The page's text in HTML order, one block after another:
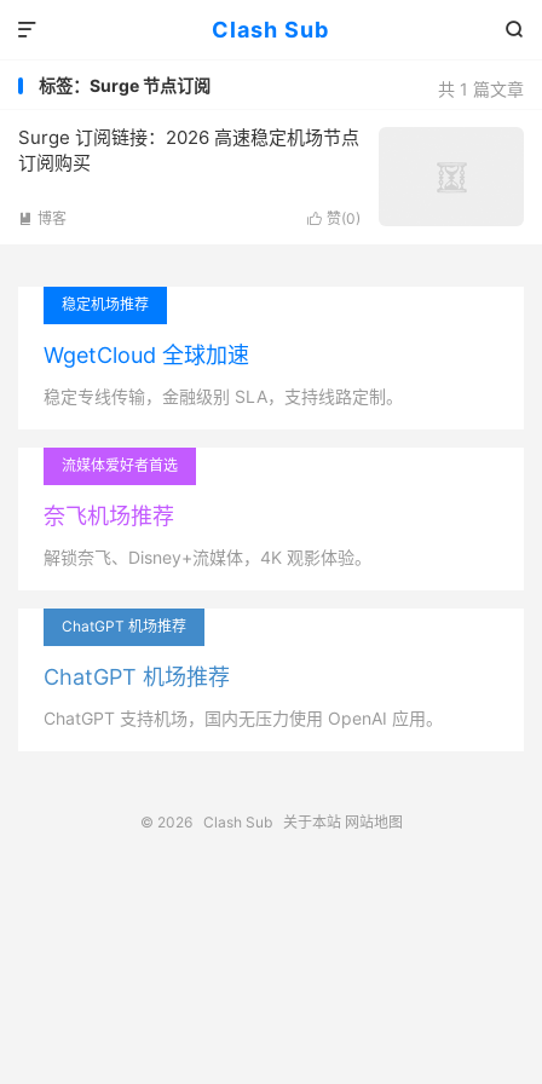
Clash Sub 

共 1 篇文章
标签：Surge 节点订阅
Surge 订阅链接：2026 高速稳定机场节点
订阅购买
 赞(0)
 博客
稳定机场推荐
WgetCloud 全球加速
稳定专线传输，金融级别 SLA，支持线路定制。
流媒体爱好者首选
奈飞机场推荐
解锁奈飞、Disney+流媒体，4K 观影体验。
ChatGPT 机场推荐
ChatGPT 机场推荐
ChatGPT 支持机场，国内无压力使用 OpenAI 应用。
© 2026 Clash Sub 关于本站 网站地图